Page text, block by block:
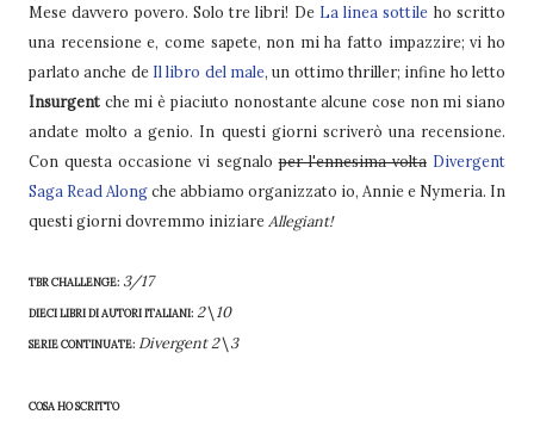
Mese davvero povero. Solo tre libri! De La linea sottile ho scritto
una recensione e, come sapete, non mi ha fatto impazzire; vi ho
parlato anche de Il libro del male, un ottimo thriller; infine ho letto
Insurgent che mi è piaciuto nonostante alcune cose non mi siano
andate molto a genio. In questi giorni scriverò una recensione.
Con questa occasione vi segnaloper l'ennesima volta Divergent
Saga Read Alongche abbiamo organizzato io, Annie e Nymeria. In
questi giorni dovremmo iniziare Allegiant!
TBR CHALLENGE: 3/17
DIECI LIBRI DI AUTORI ITALIANI: 2\10
SERIE CONTINUATE: Divergent 2\3
COSA HO SCRITTO